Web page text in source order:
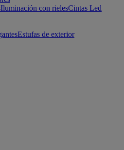
Iluminación con rielesCintas Led
Estufas de exterior